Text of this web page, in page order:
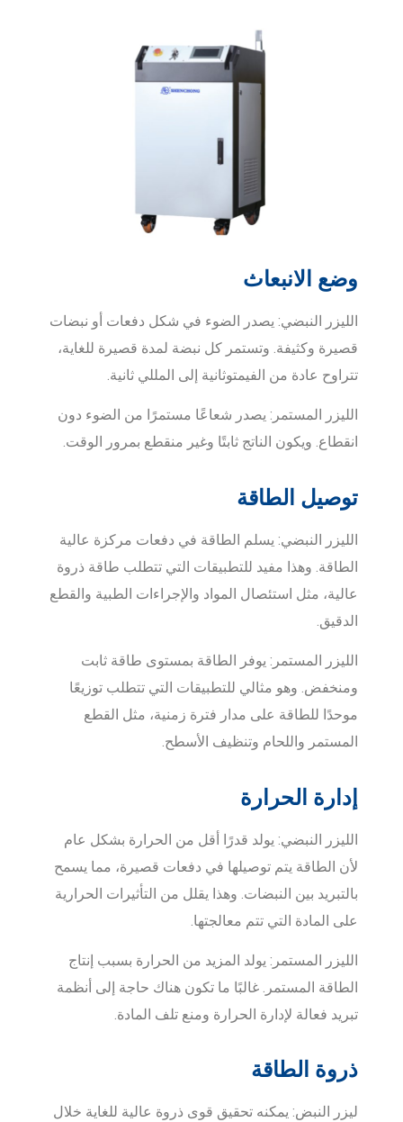
وضع الانبعاث
الليزر النبضي: يصدر الضوء في شكل دفعات أو نبضات
قصيرة وكثيفة. وتستمر كل نبضة لمدة قصيرة للغاية،
تتراوح عادة من الفيمتوثانية إلى المللي ثانية.
الليزر المستمر: يصدر شعاعًا مستمرًا من الضوء دون
انقطاع. ويكون الناتج ثابتًا وغير منقطع بمرور الوقت.
توصيل الطاقة
الليزر النبضي: يسلم الطاقة في دفعات مركزة عالية
الطاقة. وهذا مفيد للتطبيقات التي تتطلب طاقة ذروة
عالية، مثل استئصال المواد والإجراءات الطبية والقطع
الدقيق.
الليزر المستمر: يوفر الطاقة بمستوى طاقة ثابت
ومنخفض. وهو مثالي للتطبيقات التي تتطلب توزيعًا
موحدًا للطاقة على مدار فترة زمنية، مثل القطع
المستمر واللحام وتنظيف الأسطح.
إدارة الحرارة
الليزر النبضي: يولد قدرًا أقل من الحرارة بشكل عام
لأن الطاقة يتم توصيلها في دفعات قصيرة، مما يسمح
بالتبريد بين النبضات. وهذا يقلل من التأثيرات الحرارية
على المادة التي تتم معالجتها.
الليزر المستمر: يولد المزيد من الحرارة بسبب إنتاج
الطاقة المستمر. غالبًا ما تكون هناك حاجة إلى أنظمة
تبريد فعالة لإدارة الحرارة ومنع تلف المادة.
ذروة الطاقة
ليزر النبض: يمكنه تحقيق قوى ذروة عالية للغاية خلال